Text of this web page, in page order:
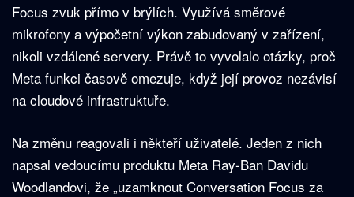
Focus zvuk přímo v brýlích. Využívá směrové
mikrofony a výpočetní výkon zabudovaný v zařízení,
nikoli vzdálené servery. Právě to vyvolalo otázky, proč
Meta funkci časově omezuje, když její provoz nezávisí
na cloudové infrastruktuře.
Na změnu reagovali i někteří uživatelé. Jeden z nich
napsal vedoucímu produktu Meta Ray-Ban Davidu
Woodlandovi, že „uzamknout Conversation Focus za